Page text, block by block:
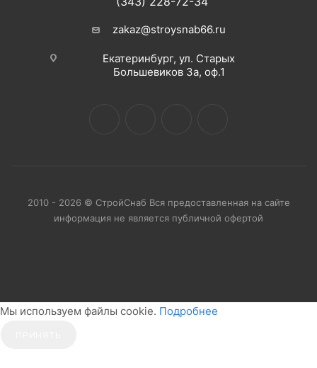
zakaz@stroysnab66.ru
Екатеринбург, ул. Старых
Большевиков 3а, оф.1
2010 - 2026 © СтройСнаб Вся предоставленная на сайте
информация не является публичной офертой
Мы используем файлы cookie. Подробнее